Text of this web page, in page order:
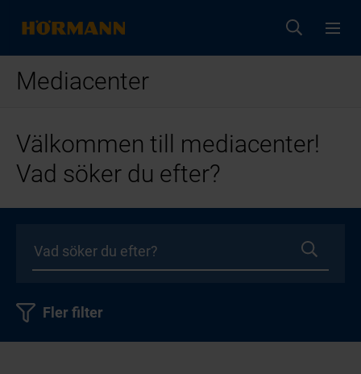
Mediacenter
Välkommen till mediacenter!
Vad söker du efter?
Fler filter